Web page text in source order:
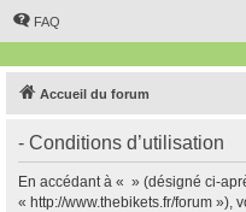
FAQ
Accueil du forum
- Conditions d’utilisation
En accédant à « » (désigné ci-
« http://www.thebikets.fr/forum »),